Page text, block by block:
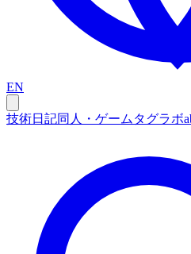
EN
技術日記同人・ゲーム タグラボ